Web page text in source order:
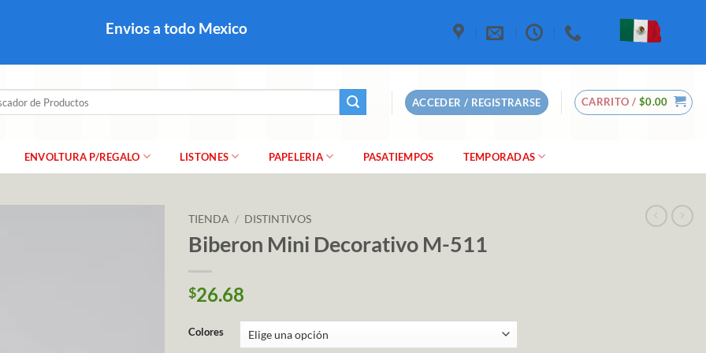
Envios a todo Mexico
ACCEDER / REGISTRARSE CARRITO / $0.00
ENVOLTURA P/REGALO LISTONES PAPELERIA PASATIEMPOS TEMPORADAS
TIENDA / DISTINTIVOS
Biberon Mini Decorativo M-511
$26.68
Colores